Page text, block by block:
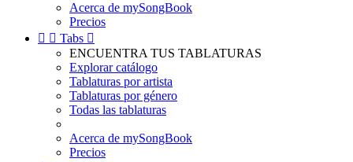
Acerca de mySongBook
Precios
  Tabs 
ENCUENTRA TUS TABLATURAS
Explorar catálogo
Tablaturas por artista
Tablaturas por género
Todas las tablaturas
Acerca de mySongBook
Precios